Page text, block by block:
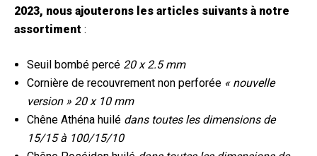
2023, nous ajouterons les articles suivants à notre
assortiment :
Seuil bombé percé20 x 2.5 mm
Cornière de recouvrement non perforée « nouvelle
version » 20 x 10 mm
Chêne Athéna huilé dans toutes les dimensions de
15/15 à 100/15/10